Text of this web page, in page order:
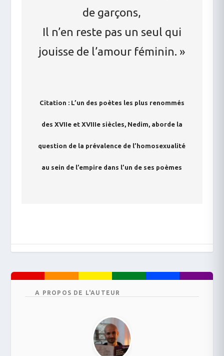
de garçons,
Il n’en reste pas un seul qui
jouisse de l’amour féminin. »
Citation : L’un des poètes les plus renommés
des XVIIe et XVIIIe siècles, Nedim, aborde la
question de la prévalence de l’homosexualité
au sein de l’empire dans l’un de ses poèmes
A PROPOS DE L'AUTEUR